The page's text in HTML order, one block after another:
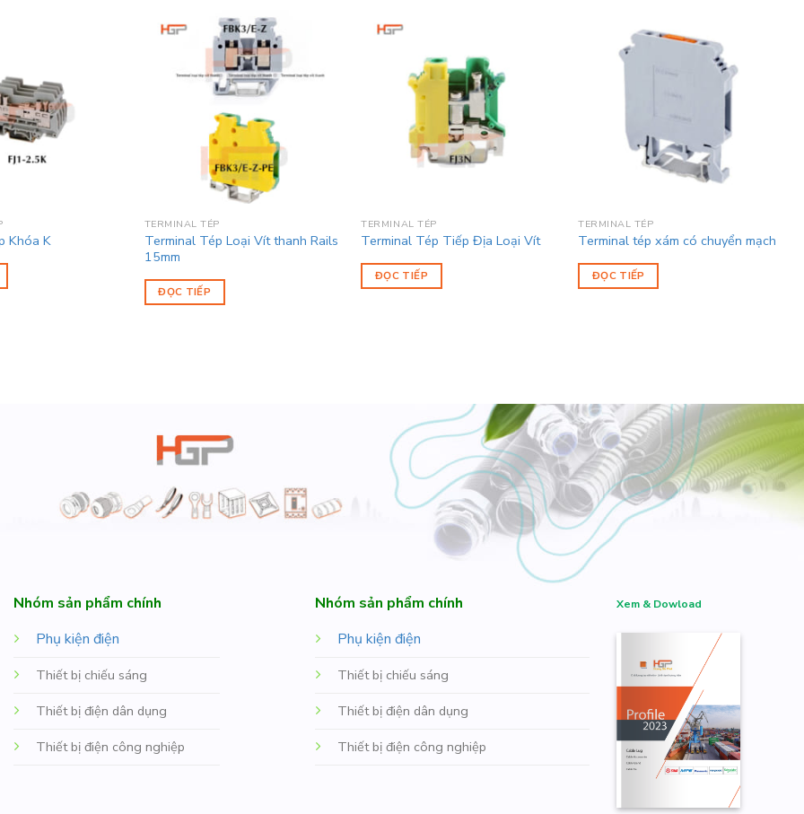
Khóa K
TERMINAL TÉP
Terminal Tép Loại Vít thanh Rails
15mm
ĐỌC TIẾP
TERMINAL TÉP
Terminal Tép Tiếp Địa Loại Vít
ĐỌC TIẾP
TERMINAL TÉP
Terminal tép xám có chuyển mạch
ĐỌC TIẾP
Nhóm sản phẩm chính
Phụ kiện điện
Thiết bị chiếu sáng
Thiết bị điện dân dụng
Thiết bị điện công nghiệp
Nhóm sản phẩm chính
Phụ kiện điện
Thiết bị chiếu sáng
Thiết bị điện dân dụng
Thiết bị điện công nghiệp
Xem & Dowload